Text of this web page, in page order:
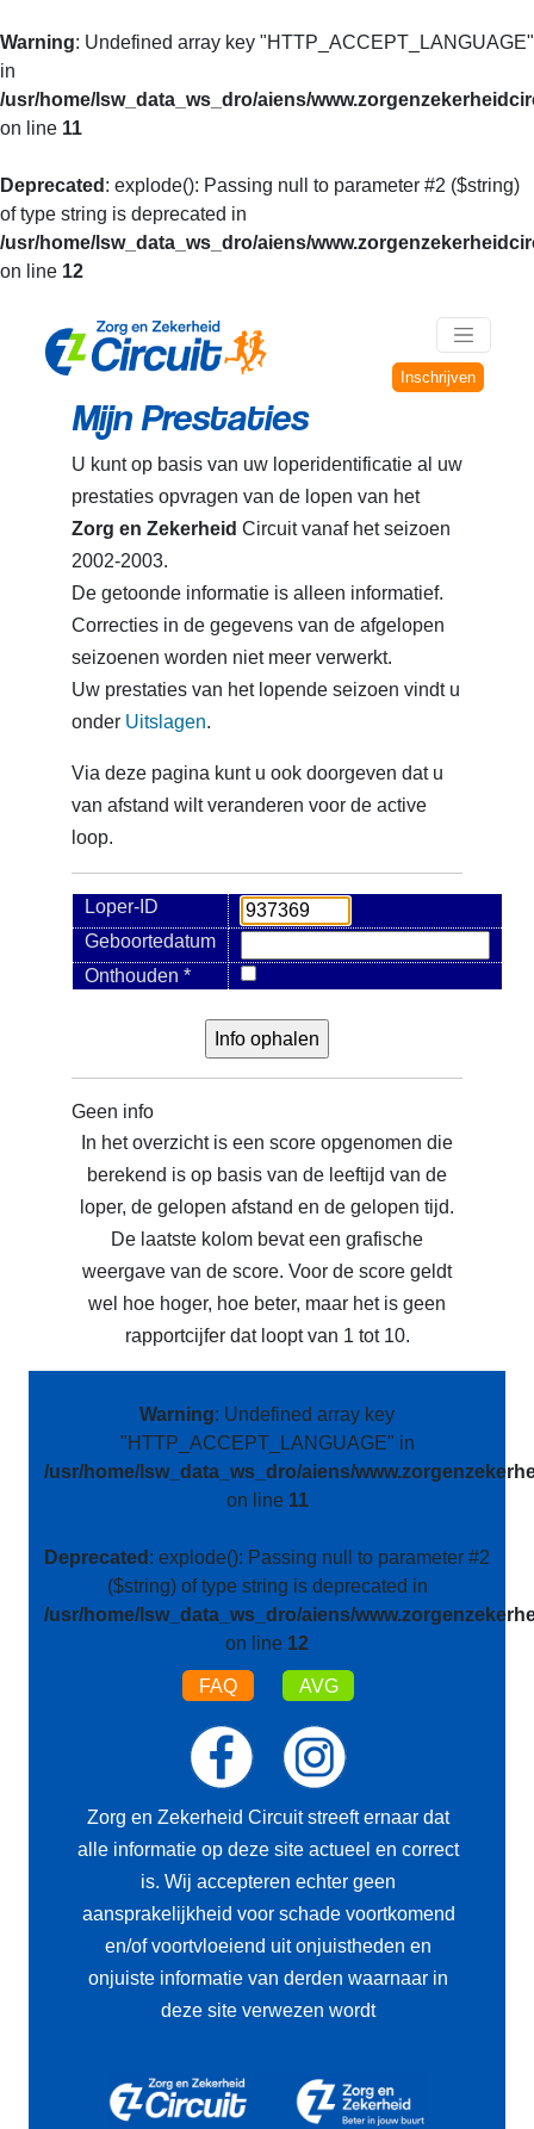
Warning: Undefined array key "HTTP_ACCEPT_LANGUAGE"
in
/usr/home/lsw_data_ws_dro/aiens/
on line 11
Deprecated : explode(): Passing null to parameter #2 ($string)
of type string is deprecated in
/usr/home/lsw_data_ws_dro/aiens/
on line 12
Inschrijven
Mijn Prestaties
U kunt op basis van uw loperidentificatie al uw
prestaties opvragen van de lopen van het
Zorg en Zekerheid Circuit vanaf het seizoen
2002-2003.
De getoonde informatie is alleen informatief.
Correcties in de gegevens van de afgelopen
seizoenen worden niet meer verwerkt.
Uw prestaties van het lopende seizoen vindt u
onder Uitslagen.
Via deze pagina kunt u ook doorgeven dat u
van afstand wilt veranderen voor de active
loop.
Loper-ID
Geboortedatum
Onthouden *
Geen info
In het overzicht is een score opgenomen die
berekend is op basis van de leeftijd van de
loper, de gelopen afstand en de gelopen tijd.
De laatste kolom bevat een grafische
weergave van de score. Voor de score geldt
wel hoe hoger, hoe beter, maar het is geen
rapportcijfer dat loopt van 1 tot 10.
Warning: Undefined array key
"HTTP_ACCEPT_LANGUAGE" in
/usr/home/lsw_data_ws_dro/aiens/
on line 11
Deprecated : explode(): Passing null to parameter #2
($string) of type string is deprecated in
/usr/home/lsw_data_ws_dro/aiens/
on line 12
FAQ AVG
Zorg en Zekerheid Circuit streeft ernaar dat
alle informatie op deze site actueel en correct
is. Wij accepteren echter geen
aansprakelijkheid voor schade voortkomend
en/of voortvloeiend uit onjuistheden en
onjuiste informatie van derden waarnaar in
deze site verwezen wordt